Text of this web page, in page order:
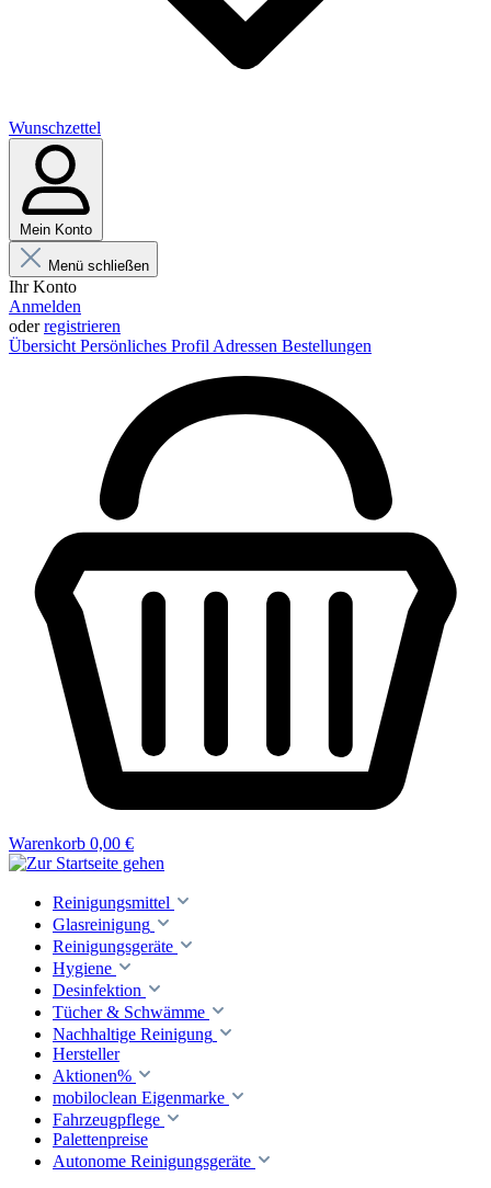
Wunschzettel
Mein Konto
Menü schließen
Ihr Konto
Anmelden
oderregistrieren
Übersicht Persönliches Profil Adressen Bestellungen
Warenkorb 0,00 €
Reinigungsmittel
Glasreinigung
Reinigungsgeräte
Hygiene
Desinfektion
Tücher & Schwämme
Nachhaltige Reinigung
Hersteller
Aktionen%
mobiloclean Eigenmarke
Fahrzeugpflege
Palettenpreise
Autonome Reinigungsgeräte